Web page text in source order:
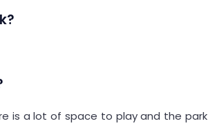
is a lot of space to play and the park